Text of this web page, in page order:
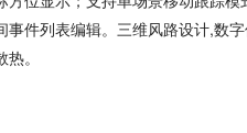
事件列表编辑。三维风路设计,数
。